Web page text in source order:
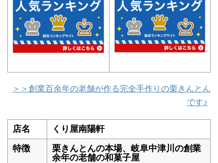
＞＞創業百余年の老舗が作る完全手作りの栗きんとん
です♪
店名
くり屋南陽軒
特徴
栗きんとんの本場、岐阜中津川の創業
余年の老舗の和菓子屋